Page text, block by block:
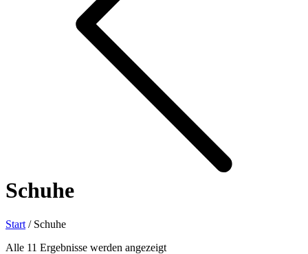
Schuhe
Start / Schuhe
Alle 11 Ergebnisse werden angezeigtNach